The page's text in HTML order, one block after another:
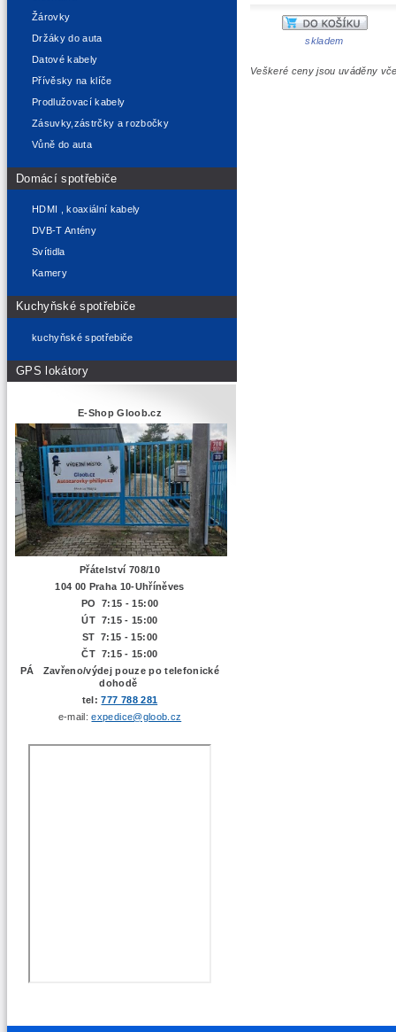
Žárovky
Držáky do auta
Datové kabely
Přívěsky na klíče
Prodlužovací kabely
Zásuvky,zástrčky a rozbočky
Vůně do auta
Domácí spotřebiče
HDMI , koaxiální kabely
DVB-T Antény
Svítidla
Kamery
Kuchyňské spotřebiče
kuchyňské spotřebiče
GPS lokátory
E-Shop Gloob.cz
Přátelství 708/10
104 00 Praha 10-Uhříněves
PO 7:15 - 15:00
ÚT 7:15 - 15:00
ST 7:15 - 15:00
ČT 7:15 - 15:00
PÁ Zavřeno/výdej pouze po telefonické
dohodě
tel:777 788 281
e-mail:expedice@gloob.cz
skladem
Veškeré ceny jsou uváděny